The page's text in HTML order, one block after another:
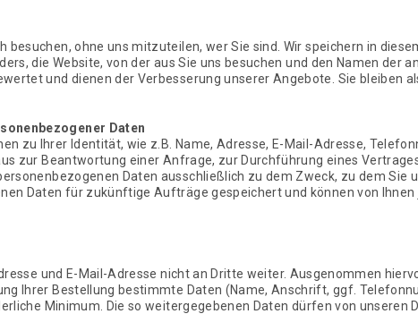
besuchen, ohne uns mitzuteilen, wer Sie sind. Wir speichern in
die Website, von der aus Sie uns besuchen und den Namen der
und dienen der Verbesserung unserer Angebote. Sie bleiben
Daten
zu Ihrer Identität, wie z.B. Name, Adresse, E-Mail-Adresse,
zur Beantwortung einer Anfrage, zur Durchführung eines
Daten ausschließlich zu dem Zweck, zu dem Sie
Daten für zukünftige Aufträge gespeichert und können von
und E-Mail-Adresse nicht an Dritte weiter. Ausgenommen
Ihrer Bestellung bestimmte Daten (Name, Anschrift, ggf.
Minimum. Die so weitergegebenen Daten dürfen von